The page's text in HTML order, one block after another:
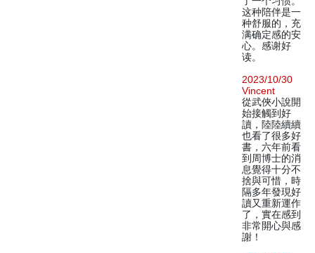
这种陪伴是一
种舒服的，充
满确定感的安
心。感谢好
读。
2023/10/30
Vincent
從武俠小說開
始接觸到好
讀，陸陸續續
也看了很多好
書，六年前看
到周博士的消
息覺得十分不
捨與可惜，時
隔多年發現好
讀又重新運作
了，實在感到
非常開心與感
謝！